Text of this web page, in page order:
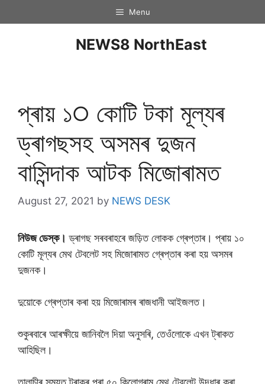
Menu
NEWS8 NorthEast
প্ৰায় ১੦ কােটি টকা মূল্যৰ
ড্ৰাগছসহ অসমৰ দুজন
বাসিন্দাক আটক মিজোৰামত
August 27, 2021 by NEWS DESK
নিউজ ডেস্ক। ড্ৰাগছ সৰবৰাহৰে জড়িত লোকক গ্ৰেপ্তাৰ। প্ৰায় ১০
কোটি মূল্যৰ মেথ টেবলেট সহ মিজোৰামত গ্ৰেপ্তাৰ কৰা হয় অসমৰ
দুজনক।
দুয়োকে গ্ৰেপ্তাৰ কৰা হয় মিজোৰামৰ ৰাজধানী আইজলত।
শুকুৰবাৰে আৰক্ষীয়ে জানিবলৈ দিয়া অনুসৰি, তেওঁলোকে এখন ট্ৰাকত
আহিছিল।